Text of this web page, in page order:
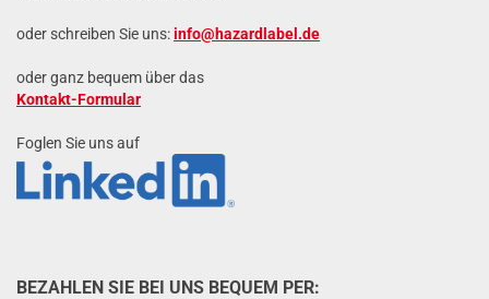
oder schreiben Sie uns:info@hazardlabel.de
oder ganz bequem über das
Kontakt-Formular
Foglen Sie uns auf
BEZAHLEN SIE BEI UNS BEQUEM PER: